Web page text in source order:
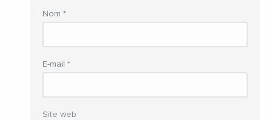
Nom *
E-mail *
Site web